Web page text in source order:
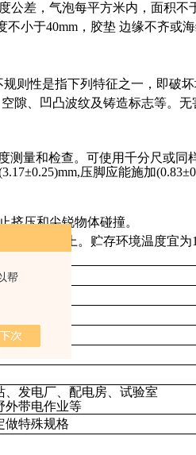
帮
公差，气泡每平方米内，面积不
不小于40mm ，胶垫 边缘不齐或
则性是指下列特征之一，即破
隙、凹凸波纹及铸造标志等。
测量和检查。可使用千分尺或同
压脚应能施加
挤压和尖锐物体碰撞。
热源
以上。贮存环境温度宜为
、发电厂、配电房、试验室
外带电作业等
做特殊规格